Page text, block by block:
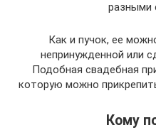
разными
Как и пучок, ее
непринужденной или
Подобная свадебная
которую можно
Кому